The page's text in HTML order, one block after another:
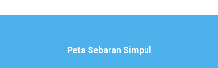
Peta Sebaran Simpul